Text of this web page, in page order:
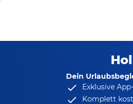
Dein
Exklusive
Komplett